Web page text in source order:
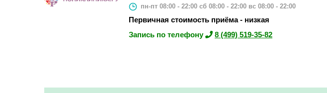
пн-пт 08:00 - 22:00 сб 08:00 - 22:00 вс 08:00 - 22:00
Первичная стоимость приёма - низкая
Запись по телефону
8 (499) 519-35-82